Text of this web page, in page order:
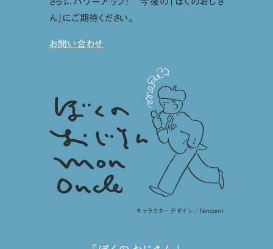
ん」にご期待ください。
お問い合わせ
キャラクターデザイン／fancomi